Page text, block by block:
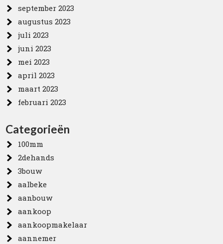
september 2023
augustus 2023
juli 2023
juni 2023
mei 2023
april 2023
maart 2023
februari 2023
Categorieën
100mm
2dehands
3bouw
aalbeke
aanbouw
aankoop
aankoopmakelaar
aannemer